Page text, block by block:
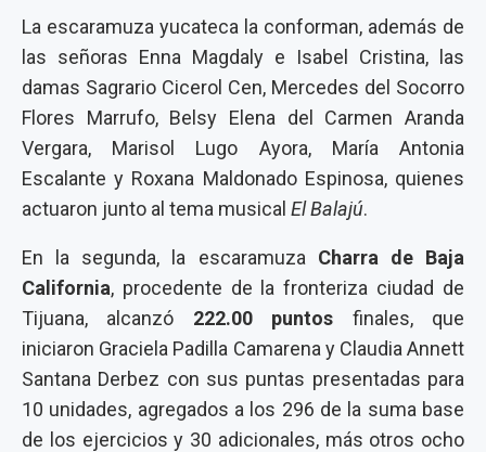
La escaramuza yucateca la conforman, además de
las señoras Enna Magdaly e Isabel Cristina, las
damas Sagrario Cicerol Cen, Mercedes del Socorro
Flores Marrufo, Belsy Elena del Carmen Aranda
Vergara, Marisol Lugo Ayora, María Antonia
Escalante y Roxana Maldonado Espinosa, quienes
actuaron junto al tema musical El Balajú.
En la segunda, la escaramuza Charra de Baja
California, procedente de la fronteriza ciudad de
Tijuana, alcanzó 222.00 puntos finales, que
iniciaron Graciela Padilla Camarena y Claudia Annett
Santana Derbez con sus puntas presentadas para
10 unidades, agregados a los 296 de la suma base
de los ejercicios y 30 adicionales, más otros ocho